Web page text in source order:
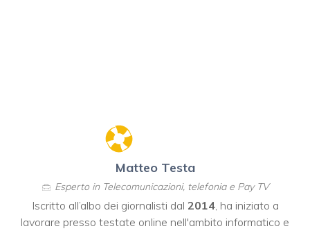
Matteo Testa
Esperto in Telecomunicazioni, telefonia e Pay TV
Iscritto all’albo dei giornalisti dal 2014, ha iniziato a
lavorare presso testate online nell'ambito informatico e